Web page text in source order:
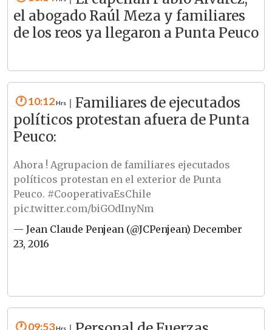
el abogado Raúl Meza y familiares
de los reos ya llegaron a Punta Peuco
10:12
Familiares de ejecutados
políticos protestan afuera de Punta
Peuco:
Ahora ! Agrupacion de familiares ejecutados
políticos protestan en el exterior de Punta
Peuco. #CooperativaEsChile
pic.twitter.com/biGOdInyNm
— Jean Claude Penjean (@JCPenjean)December
23, 2016
09:53